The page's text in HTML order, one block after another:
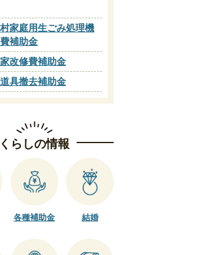
家庭用生ごみ処理機
補助金
改修費補助金
具撤去補助金
くらしの情報
各種補助金 結婚